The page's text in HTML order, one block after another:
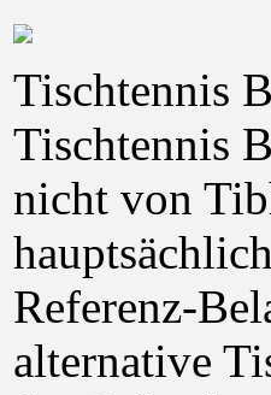
Tischtennis
Tischtennis
nicht von
Referenz-
alternative